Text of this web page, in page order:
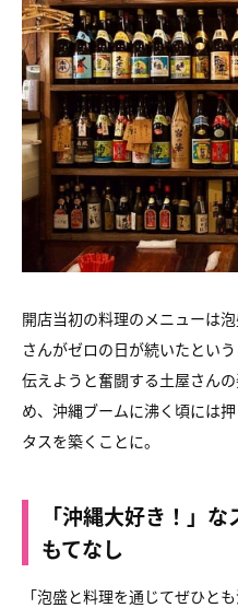
開店当初の料理のメニューは泡
さんがゼロの日が続いたという
伝えようと奮闘する土屋さん
め、沖縄ブームに沸く頃には
タスを築くことに。
「沖縄大好き！」
もてなし
「泡盛と料理を通じてぜひと